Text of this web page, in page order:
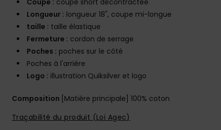
Longueur : longueur 18", coupe mi-longue
taille : taille élastique
Fermeture : cordon de serrage
Poches : poches sur le côté
Poches à l'arrière
Logo : illustration Quiksilver et logo
Composition [Matière principale] 100% coton
Traçabilité du produit (Loi Agec)